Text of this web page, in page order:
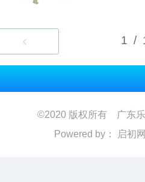
©2020 版权所有 广东乐
Powered by：
启初